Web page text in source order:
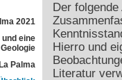
2021
eine
Palma
Der
Hierro und
Literatur